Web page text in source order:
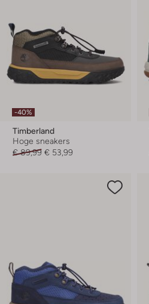
-40%
Timberland
Hoge sneakers
€ 89,99 € 53,99